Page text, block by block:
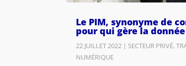
Le PIM, synonyme de
pour qui gère la
22 JUILLET 2022 | SECTEUR PRIVÉ,
NUMÉRIQUE